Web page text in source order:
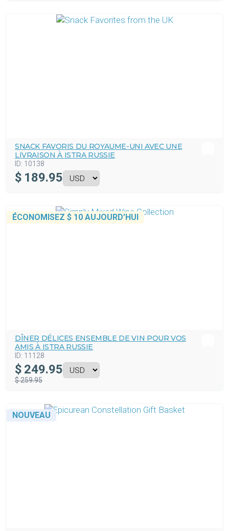
SNACK FAVORIS DU ROYAUME-UNI AVEC UNE
LIVRAISON À ISTRA RUSSIE
ID: 10138
$ 189.95
ÉCONOMISEZ $ 10 AUJOURD’HUI
DÎNER DÉLICES ENSEMBLE DE VIN POUR VOS
AMIS À ISTRA RUSSIE
ID: 11128
$ 249.95
$ 259.95
NOUVEAU